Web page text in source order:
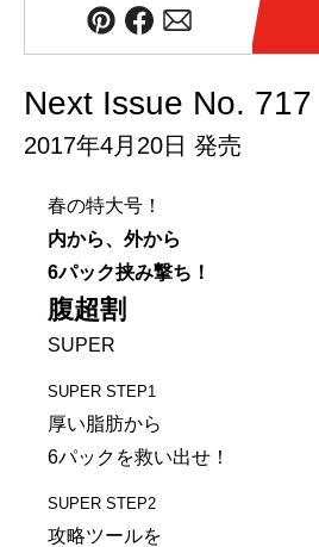
Next Issue No. 717
2017年4月20日 発売
春の特大号！
内から、外から
6パック挟み撃ち！
腹超割
SUPER
SUPER STEP1
厚い脂肪から
6パックを救い出せ！
SUPER STEP2
攻略ツールを